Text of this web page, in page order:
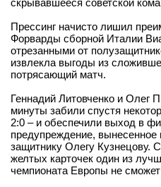
Прессинг начисто лишил
Форварды сборной Италии
отрезанными от
извлекла выгоды из
потрясающий матч.
Геннадий Литовченко и Олег
минуты забили спустя
2:0 – и обеспечили выход в
предупреждение,
защитнику Олегу Кузнецову.
желтых карточек один из
чемпионата Европы не